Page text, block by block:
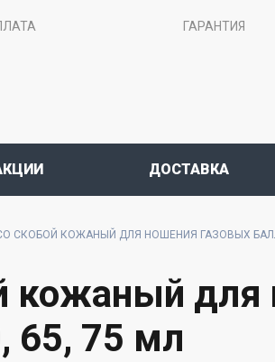
ГАРАНТИЯ
ДОСТАВКА
СКОБОЙ КОЖАНЫЙ ДЛЯ НОШЕНИЯ ГАЗОВЫХ
кожаный
65, 75 мл